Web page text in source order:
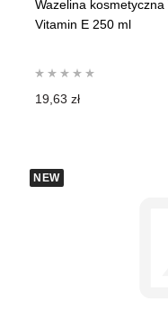
Wazelina
Vitamin E 250 ml
19,63 zł
NEW